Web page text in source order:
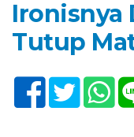
Ironisnya
Tutup